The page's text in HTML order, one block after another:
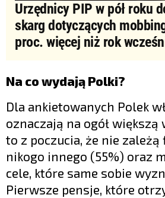
Urzędnicy PIP w pół roku
skarg dotyczących
proc. więcej niż rok
Na co wydają Polki?
Dla ankietowanych Polek
oznaczają na ogół większą
to z poczucia, że nie
nikogo innego (55%) oraz
cele, które same sobie
Pierwsze pensje, które